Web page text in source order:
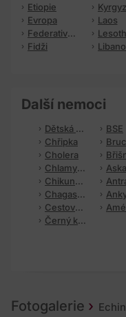
Etiopie
Evropa
Federativní státy Mikronésie
Fidži
Laos
Další nemoci
Dětská obrna
Chřipka
Cholera
Chlamydiové infekce
Chikungunya
Chagasova choroba
Cestovatelský průjem
Černý kašel
BSE
Fotogalerie